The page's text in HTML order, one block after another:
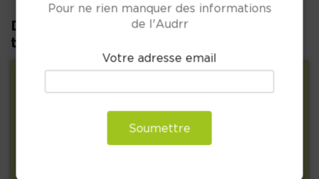
D'autres publications dans la même
thématique :
Pour ne rien manquer des informations
de l'Audrr
Votre adresse email
Soumettre